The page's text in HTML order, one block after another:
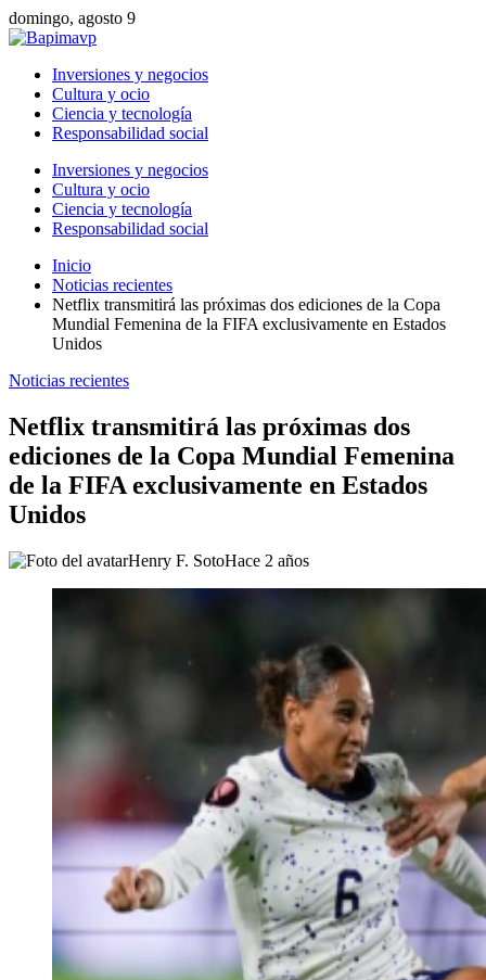
domingo, agosto 9
Inversiones y negocios
Cultura y ocio
Ciencia y tecnología
Responsabilidad social
Inversiones y negocios
Cultura y ocio
Ciencia y tecnología
Responsabilidad social
Inicio
Noticias recientes
Netflix transmitirá las próximas dos ediciones de la Copa
Mundial Femenina de la FIFA exclusivamente en Estados
Unidos
Noticias recientes
Netflix transmitirá las próximas dos
ediciones de la Copa Mundial Femenina
de la FIFA exclusivamente en Estados
Unidos
Henry F. SotoHace 2 años